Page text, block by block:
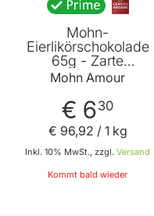
Mohn-
Eierlikörschokolade
65g - Zarte
Bitterschokolade mit
Schlagobers Mohn und
Eierlikör von Mohn
Amour
Mohn Amour
€ 630
Inkl. 10% MwSt., zzgl. Versand
€ 96,92 / 1 kg
Kommt bald wieder